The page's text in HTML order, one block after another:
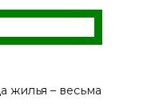
жилья – весьма